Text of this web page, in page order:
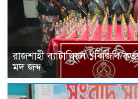
রাজশাহী ব্যাটালিয়ন ১বিজিবি
মদ জব্দ